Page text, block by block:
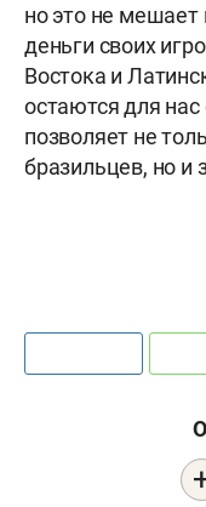
но это не мешает
деньги своих
Востока и
остаются для
позволяет не
бразильцев, но и